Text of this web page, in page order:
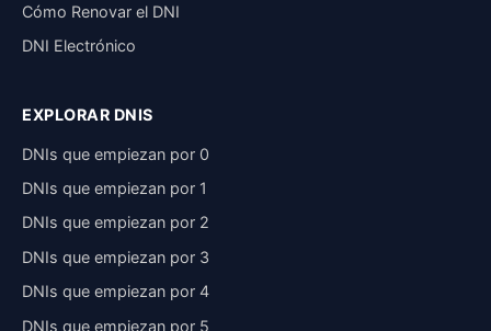
Cómo Renovar el DNI
DNI Electrónico
EXPLORAR DNIS
DNIs que empiezan por 0
DNIs que empiezan por 1
DNIs que empiezan por 2
DNIs que empiezan por 3
DNIs que empiezan por 4
DNIs que empiezan por 5